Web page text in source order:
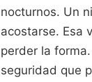
nocturnos. Un
acostarse. Esa
perder la
seguridad que